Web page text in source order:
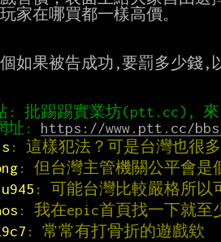
家在哪買都一樣高價。
如果被告成功,要罰多少錢,
址: https://www.ptt.cc/bbs/
: 這樣犯法？可是台灣也很
: 但台灣主管機關公平會是
: 可能台灣比較嚴格所以
: 我在epic首頁找一下就至
: 常常有打骨折的遊戲欸